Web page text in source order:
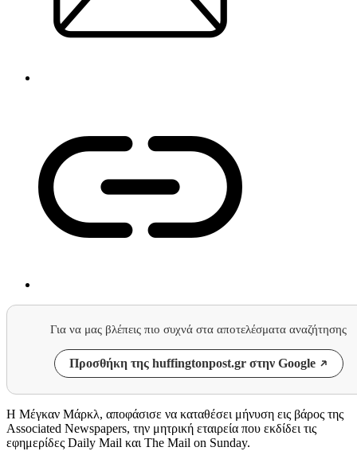
Για να μας βλέπεις πιο συχνά στα αποτελέσματα αναζήτησης
Προσθήκη της huffingtonpost.gr στην Google
Η Μέγκαν Μάρκλ, αποφάσισε να καταθέσει μήνυση εις βάρος της
Associated Newspapers, την μητρική εταιρεία που εκδίδει τις
εφημερίδες Daily Mail και The Mail on Sunday.